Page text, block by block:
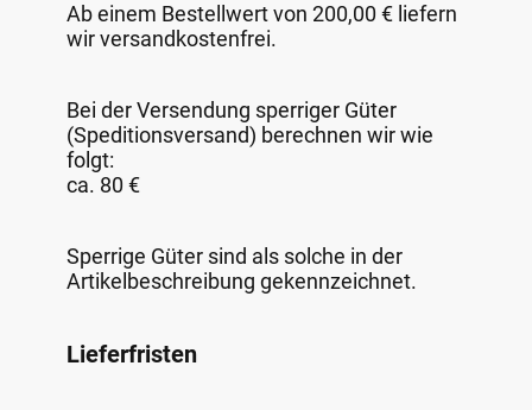
Ab einem Bestellwert von 200,00 € liefern
wir versandkostenfrei.
Bei der Versendung sperriger Güter
(Speditionsversand) berechnen wir wie
folgt:
ca. 80 €
Sperrige Güter sind als solche in der
Artikelbeschreibung gekennzeichnet.
Lieferfristen